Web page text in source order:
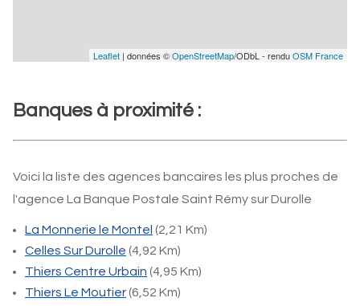
Leaflet | données ©OpenStreetMap/ODbL - renduOSM France
Banques à proximité :
Voici la liste des agences bancaires les plus proches de
l'agence La Banque Postale Saint Rémy sur Durolle
La Monnerie le Montel (2,21 Km)
Celles Sur Durolle (4,92 Km)
Thiers Centre Urbain (4,95 Km)
Thiers Le Moutier(6,52 Km)